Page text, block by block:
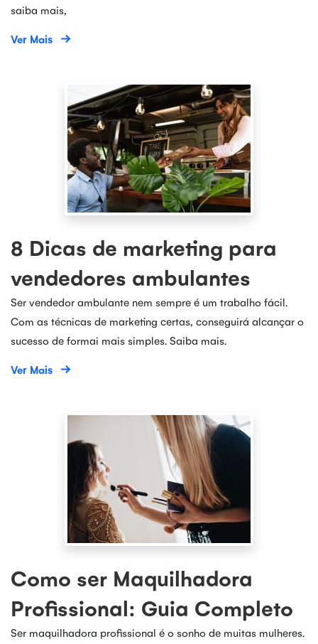
saiba mais,
Ver Mais
8 Dicas de marketing para
vendedores ambulantes
Ser vendedor ambulante nem sempre é um trabalho fácil.
Com as técnicas de marketing certas, conseguirá alcançar o
sucesso de formai mais simples. Saiba mais.
Ver Mais
Como ser Maquilhadora
Profissional: Guia Completo
Ser maquilhadora profissional é o sonho de muitas mulheres.